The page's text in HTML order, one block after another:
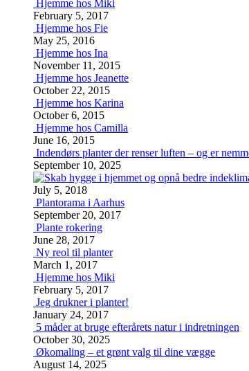
Hjemme hos Miki
February 5, 2017
Hjemme hos Fie
May 25, 2016
Hjemme hos Ina
November 11, 2015
Hjemme hos Jeanette
October 22, 2015
Hjemme hos Karina
October 6, 2015
Hjemme hos Camilla
June 16, 2015
Indendørs planter der renser luften – og er
September 10, 2025
July 5, 2018
Plantorama i Aarhus
September 20, 2017
Plante rokering
June 28, 2017
Ny reol til planter
March 1, 2017
Hjemme hos Miki
February 5, 2017
Jeg drukner i planter!
January 24, 2017
5 måder at bruge efterårets natur i indretningen
October 30, 2025
Økomaling – et grønt valg til dine vægge
August 14, 2025